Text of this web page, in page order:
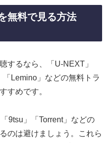
無料で見る方法
するなら、「U-NEXT」
「Lemino」などの無料トラ
すめです。
9tsu」「Torrent」などの
のは避けましょう。これら